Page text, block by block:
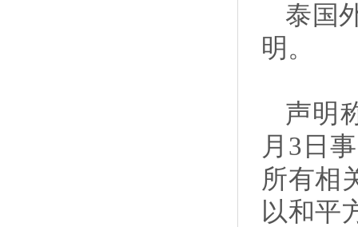
泰国
明。
声明
月3日
所有相
以和平